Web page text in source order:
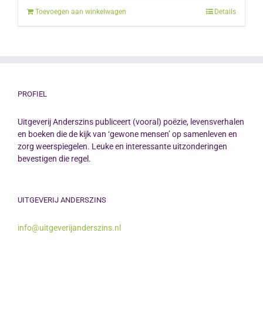
Toevoegen aan winkelwagen Details
PROFIEL
Uitgeverij Anderszins publiceert (vooral) poëzie, levensverhalen
en boeken die de kijk van ‘gewone mensen’ op samenleven en
zorg weerspiegelen. Leuke en interessante uitzonderingen
bevestigen die regel.
UITGEVERIJ ANDERSZINS
info@uitgeverijanderszins.nl